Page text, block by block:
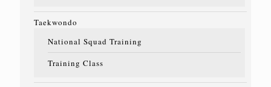
Taekwondo
National Squad Training
Training Class